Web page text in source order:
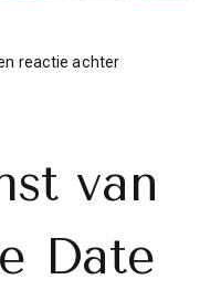
reactie achterop
beste
christelijke
app
van
België
van
Date